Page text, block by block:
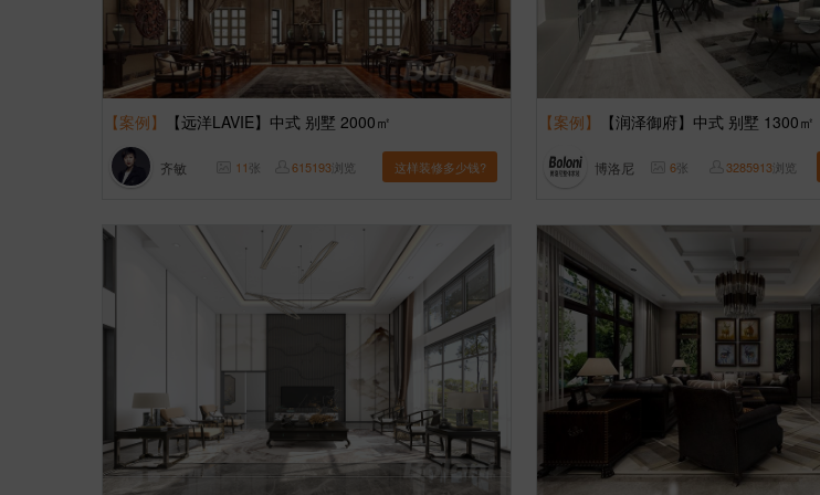
【案例】 【远洋LAVIE】中式 别墅 2000㎡
齐敏 11张 615193浏览 这样装修多少钱?
【案例】 【润泽御府】中式 别墅 1300㎡
博洛尼 6张 3285913浏览